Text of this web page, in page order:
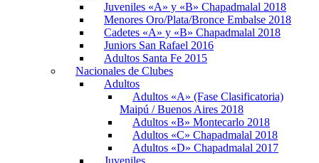
Juveniles «A» y «B» Chapadmalal 2018
Menores Oro/Plata/Bronce Embalse 2018
Cadetes «A» y «B» Chapadmalal 2018
Juniors San Rafael 2016
Adultos Santa Fe 2015
Nacionales de Clubes
Adultos
Adultos «A» (Fase Clasificatoria)
Maipú / Buenos Aires 2018
Adultos «B» Montecarlo 2018
Adultos «C» Chapadmalal 2018
Adultos «D» Chapadmalal 2017
Juveniles